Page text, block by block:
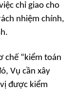
chỉ giao cho
nhiệm chính,
chế “kiểm toán
Vụ cần xây
được kiểm